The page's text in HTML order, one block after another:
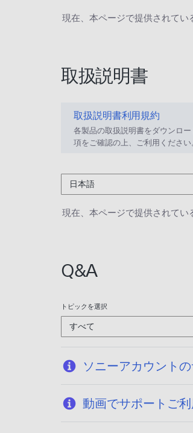
現在、本ページで提供されてい
取扱説明書
取扱説明書利用規約
各製品の取扱説明書をダウンロ
項をご確認の上、ご利用ください
日本語
現在、本ページで提供されてい
Q&A
トピックを選択
すべて
ソニーアカウント
動画でサポートご